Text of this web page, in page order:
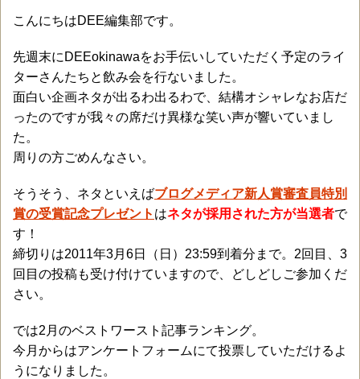
こんにちはDEE編集部です。
先週末にDEEokinawaをお手伝いしていただく予定のライ
ターさんたちと飲み会を行ないました。
面白い企画ネタが出るわ出るわで、結構オシャレなお店だ
ったのですが我々の席だけ異様な笑い声が響いていまし
た。
周りの方ごめんなさい。
そうそう、ネタといえばブログメディア新人賞審査員特別
賞の受賞記念プレゼント はネタが採用された方が当選者で
す！
締切りは2011年3月6日（日）23:59到着分まで。2回目、3
回目の投稿も受け付けていますので、どしどしご参加くだ
さい。
では2月のベストワースト記事ランキング。
今月からはアンケートフォームにて投票していただけるよ
うになりました。